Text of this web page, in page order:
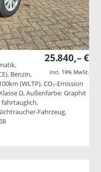
25.840,– €
incl. 19% MwSt.
Benzin,
(WLTP), CO₂-Emission
D, Außenfarbe: Graphit
fahrtauglich,
Fahrzeug,